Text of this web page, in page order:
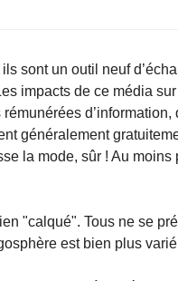
sont un outil neuf
impacts de ce média
d’information,
généralement
la mode, sûr ! Au moins
"calqué". Tous ne se
est bien plus